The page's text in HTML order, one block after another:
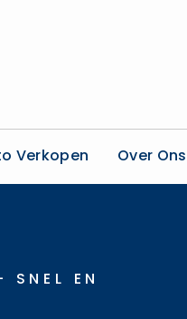
Verkopen Over Ons
SNEL EN